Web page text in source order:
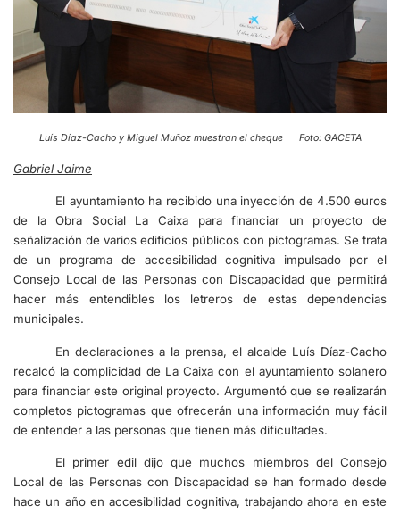
Luís Díaz-Cacho y Miguel Muñoz muestran el cheque Foto: GACETA
Gabriel Jaime
El ayuntamiento ha recibido una inyección de 4.500 euros
de la Obra Social La Caixa para financiar un proyecto de
señalización de varios edificios públicos con pictogramas. Se trata
de un programa de accesibilidad cognitiva impulsado por el
Consejo Local de las Personas con Discapacidad que permitirá
hacer más entendibles los letreros de estas dependencias
municipales.
En declaraciones a la prensa, el alcalde Luís Díaz-Cacho
recalcó la complicidad de La Caixa con el ayuntamiento solanero
para financiar este original proyecto. Argumentó que se realizarán
completos pictogramas que ofrecerán una información muy fácil
de entender a las personas que tienen más dificultades.
El primer edil dijo que muchos miembros del Consejo
Local de las Personas con Discapacidad se han formado desde
hace un año en accesibilidad cognitiva, trabajando ahora en este